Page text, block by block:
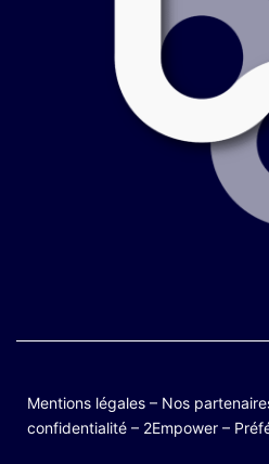
Mentions légales – Nos
confidentialité – 2Empower –